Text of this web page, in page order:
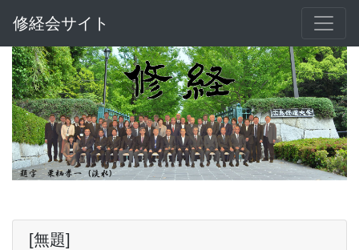
修経会サイト
[無題]